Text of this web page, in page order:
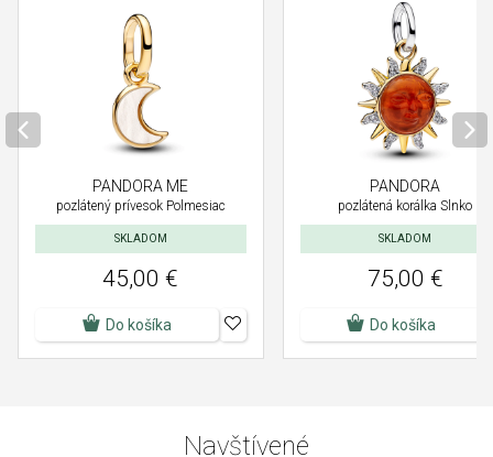
PANDORA ME
pozlátený prívesok Polmesiac
SKLADOM
45,00 €
Do košíka
PANDORA
pozlátená korálka Slnko
SKLADOM
75,00 €
Do košíka
Navštívené